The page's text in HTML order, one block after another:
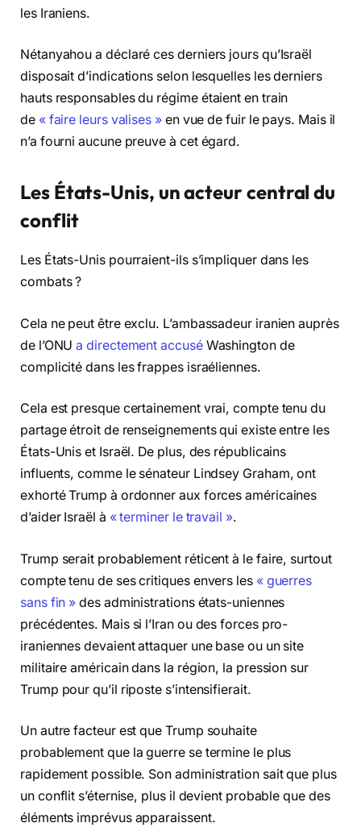
les Iraniens.
Nétanyahou a déclaré ces derniers jours qu’Israël
disposait d’indications selon lesquelles les derniers
hauts responsables du régime étaient en train
de « faire leurs valises »en vue de fuir le pays. Mais il
n’a fourni aucune preuve à cet égard.
Les États-Unis, un acteur central du
conflit
Les États-Unis pourraient-ils s’impliquer dans les
combats ?
Cela ne peut être exclu. L’ambassadeur iranien auprès
de l’ONUa directement accuséWashington de
complicité dans les frappes israéliennes.
Cela est presque certainement vrai, compte tenu du
partage étroit de renseignements qui existe entre les
États-Unis et Israël. De plus, des républicains
influents, comme le sénateur Lindsey Graham, ont
exhorté Trump à ordonner aux forces américaines
d’aider Israël à « terminer le travail ».
Trump serait probablement réticent à le faire, surtout
compte tenu de ses critiques envers les « guerres
sans fin » des administrations états-uniennes
précédentes. Mais si l’Iran ou des forces pro-
iraniennes devaient attaquer une base ou un site
militaire américain dans la région, la pression sur
Trump pour qu’il riposte s’intensifierait.
Un autre facteur est que Trump souhaite
probablement que la guerre se termine le plus
rapidement possible. Son administration sait que plus
un conflit s’éternise, plus il devient probable que des
éléments imprévus apparaissent.